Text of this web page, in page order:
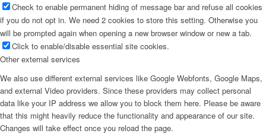
Check to enable permanent hiding of message bar and refuse all cookies
if you do not opt in. We need 2 cookies to store this setting. Otherwise you
will be prompted again when opening a new browser window or new a tab.
Click to enable/disable essential site cookies.
Other external services
We also use different external services like Google Webfonts, Google Maps,
and external Video providers. Since these providers may collect personal
data like your IP address we allow you to block them here. Please be aware
that this might heavily reduce the functionality and appearance of our site.
Changes will take effect once you reload the page.